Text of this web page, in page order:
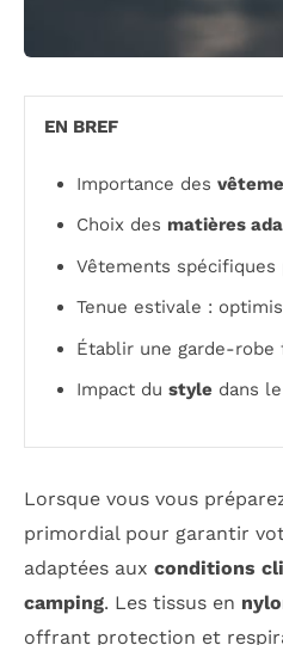
EN BREF
Importance des
Choix des matières
Vêtements spécifiques
Tenue estivale :
Établir une garde-
Impact du style dans
Lorsque vous vous
primordial pour garantir
adaptées aux conditions
camping. Les tissus en
offrant protection et